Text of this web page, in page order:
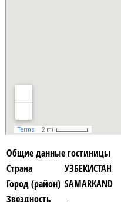
Общие данные гостиницы
Страна
УЗБЕКИСТАН
Город (район) SAMARKAND
Звездность